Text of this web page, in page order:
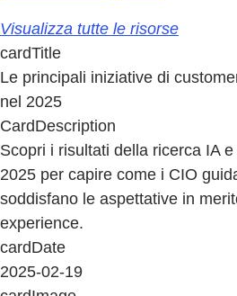
Visualizza tutte le risorse
cardTitle
Le principali iniziative di
nel 2025
CardDescription
Scopri i risultati della ricerca IA
2025 per capire come i CIO
soddisfano le aspettative in
experience.
cardDate
2025-02-19